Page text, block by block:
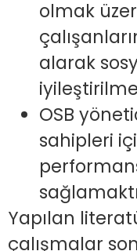
olmak
alarak
OSB
sahipleri
Yapılan
çalışmalar